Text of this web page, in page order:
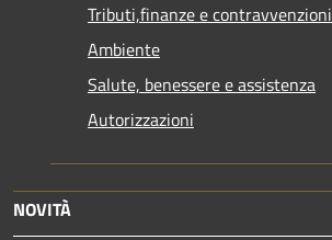
Tributi,finanze e contravvenzioni
Ambiente
Salute, benessere e assistenza
Autorizzazioni
NOVITÀ